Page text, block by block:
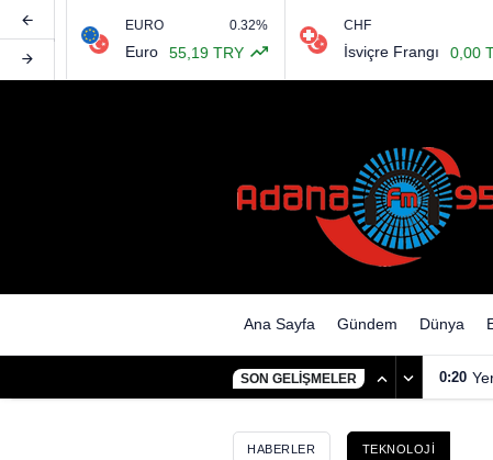
EURO
Euro 55,19 TRY
CHF
İsviçre Frangı 0,00 TRY
Ana Sayfa Gündem Dünya
SON GELIŞMELER 0:20
HABERLER TEKNOLOJI
Roblox Türkiye’de yeniden